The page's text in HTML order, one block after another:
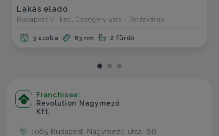
Lakás eladó
Budapest VI. ker., Csengery utca - Terézváros
3 szoba 83 nm 2 fürdő
Franchisee:
Revolution Nagymező
Kft.
1065 Budapest, Nagymező utca, 66.